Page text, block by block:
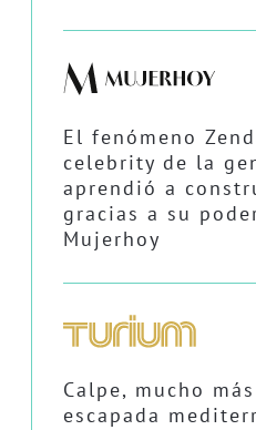
El fenómeno
celebrity de la
aprendió a
gracias a su
Mujerhoy
Calpe, mucho
escapada